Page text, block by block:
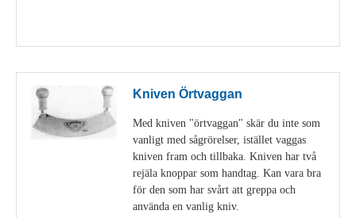
Kniven Örtvaggan
Med kniven "örtvaggan" skär du inte som
vanligt med sågrörelser, istället vaggas
kniven fram och tillbaka. Kniven har två
rejäla knoppar som handtag. Kan vara bra
för den som har svårt att greppa och
använda en vanlig kniv.